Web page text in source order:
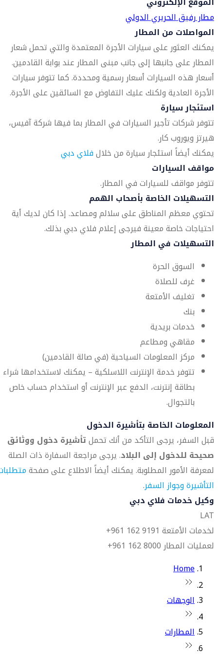
مطار رفيق الحريري الدولي
المواصلات من المطار
يمكنك العثور على سيارات الأجرة المعتمدة والتي تحمل شعار
المطار على جانبها إلى جانب مبنى المطار عند بوابة القادمين.
أسعار هذه السيارات أسعار رسمية ومحددة. كما تتوفر سيارات
الأجرة العادية ولكنك عليك التفاوض مع السائقين على الأجرة.
استئجار سيارة
تتوفر شركات تأجير السيارات في المطار بما فيها شركة آفيس،
هيرتز ويوروب كار.
يمكنك أيضاً استئجار سيارة من خلالفلاي دبي
مواقف السيارات
تتوفر مواقف للسيارات في المطار.
التسهيلات الخاصة بأصحاب الهمم
تحتوي معظم المناطق على سلالم ومصاعد. إذا كان لديك أية
احتياجات خاصة معينة فيرجى إعلام فلاي دبي بذلك.
التسهيلات في المطار
السوق الحرة
غرف للصلاة
تغليف الأمتعة
بنك
خدمات بريدية
مقاهي ومطاعم
مركز المعلومات السياحية (في صالة القادمين)
تتوفر خدمة الإنترنت اللاسلكية – يمكنك لاستخدامها شراء
بطاقة إنترنت، الدفع عبر الإنترنت أو استخدام حساب خاص
بالتجوال.
المعلومات الخاصة بتأشيرة الدخول
قبل السفر، يرجى التأكد من أنك تحملتأشيرة دخول ووثائق
صحيحة للدخول إلى البلاد. يرجى مراجعة السفارة ذات الصلة
لمعرفة الأمور المطلوبة. يمكنك أيضاً الاطلاع على صفحة
التأشيرة وجواز السفر.
وكيل خدمات فلاي دبي
LAT
لخدمات الأمتعة 9191 162 961+
لعمليات المطار 8000 162 961+
Home
الوجهات
المطارات